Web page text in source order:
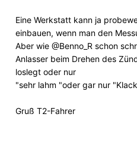
Eine Werkstatt kann ja
einbauen, wenn man den
Aber wie @Benno_R schon
Anlasser beim Drehen des
loslegt oder nur
"sehr lahm "oder gar nur
Gruß T2-Fahrer